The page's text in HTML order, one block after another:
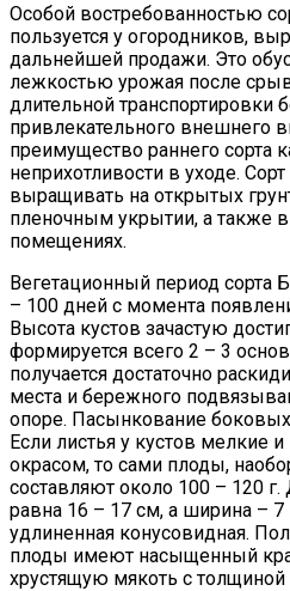
Особой востребованностью
пользуется у огородников,
дальнейшей продажи. Это
лежкостью урожая после
длительной транспортировки
привлекательного внешнего
преимущество раннего сорта
неприхотливости в уходе.
выращивать на открытых
пленочным укрытии, а также
помещениях.
Вегетационный период сорта
– 100 дней с момента
Высота кустов зачастую
формируется всего 2 – 3
получается достаточно
места и бережного
опоре. Пасынкование
Если листья у кустов мелкие
окрасом, то сами плоды,
составляют около 100 – 120
равна 16 – 17 см, а ширина –
удлиненная конусовидная.
плоды имеют насыщенный
хрустящую мякоть с